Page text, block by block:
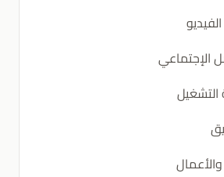
الإجتماعي